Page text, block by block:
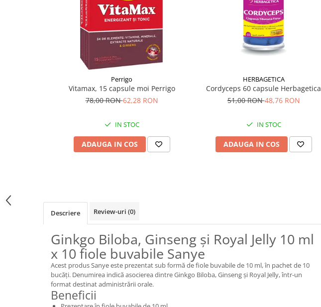
Supliment Vitamina D3
Supliment Vitamina E
Tincturi si Gemoderivate
Vitamine si minerale
Perrigo
Vitamax, 15 capsule moi Perrigo
78,00 RON62,28 RON
IN STOC
ADAUGA IN COS
HERBAGETICA
Cordyceps 60 capsule Herbagetica
51,00 RON48,76 RON
IN STOC
ADAUGA IN COS
Descriere Review-uri (0)
Ginkgo Biloba, Ginseng și Royal Jelly 10 ml
x 10 fiole buvabile Sanye
Acest produs Sanye este prezentat sub formă de fiole buvabile de 10 ml, în pachet de 10
bucăți. Denumirea indică asocierea dintre Ginkgo Biloba, Ginseng și Royal Jelly, într-un
format destinat administrării orale.
Beneficii